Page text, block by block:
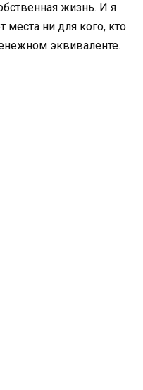
жизнь. И я
места ни для кого, кто
эквиваленте.